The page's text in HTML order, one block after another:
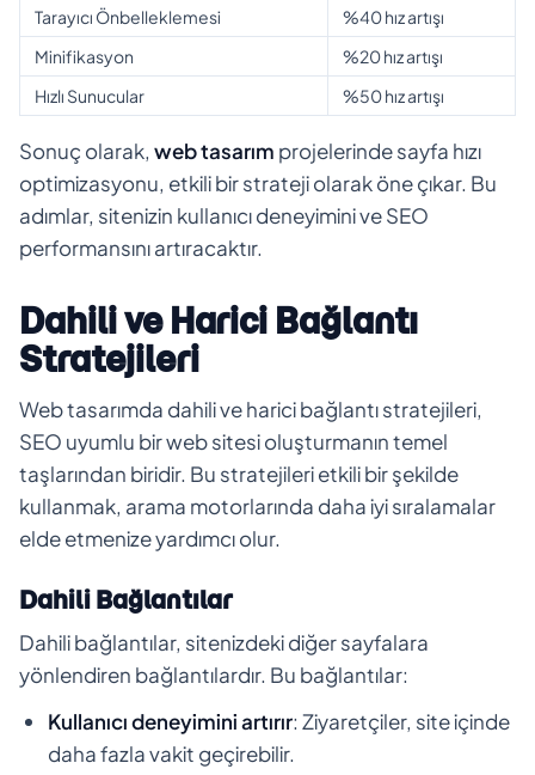
Tarayıcı Önbelleklemesi
%40 hız artışı
Minifikasyon
%20 hız artışı
Hızlı Sunucular
%50 hız artışı
Sonuç olarak, web tasarım projelerinde sayfa hızı
optimizasyonu, etkili bir strateji olarak öne çıkar. Bu
adımlar, sitenizin kullanıcı deneyimini ve SEO
performansını artıracaktır.
Dahili ve Harici Bağlantı
Stratejileri
Web tasarımda dahili ve harici bağlantı stratejileri,
SEO uyumlu bir web sitesi oluşturmanın temel
taşlarından biridir. Bu stratejileri etkili bir şekilde
kullanmak, arama motorlarında daha iyi sıralamalar
elde etmenize yardımcı olur.
Dahili Bağlantılar
Dahili bağlantılar, sitenizdeki diğer sayfalara
yönlendiren bağlantılardır. Bu bağlantılar:
Kullanıcı deneyimini artırır: Ziyaretçiler, site içinde
daha fazla vakit geçirebilir.